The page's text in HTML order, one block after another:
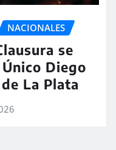
NACIONALES
se
Diego
La Plata